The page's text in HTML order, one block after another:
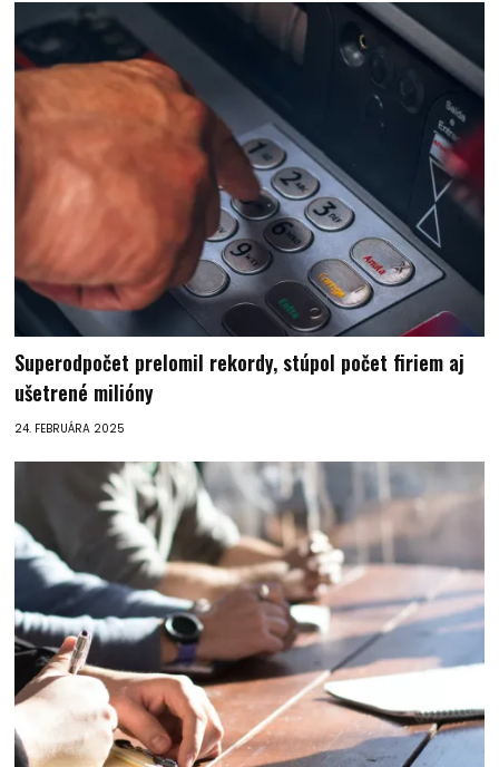
Superodpočet prelomil rekordy, stúpol počet firiem aj
ušetrené milióny
24. FEBRUÁRA 2025